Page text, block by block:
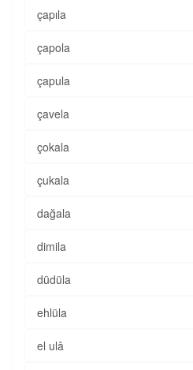
çapıla
çapola
çapula
çavela
çokala
çukala
dağala
dimila
düdüla
ehlüla
el ulâ